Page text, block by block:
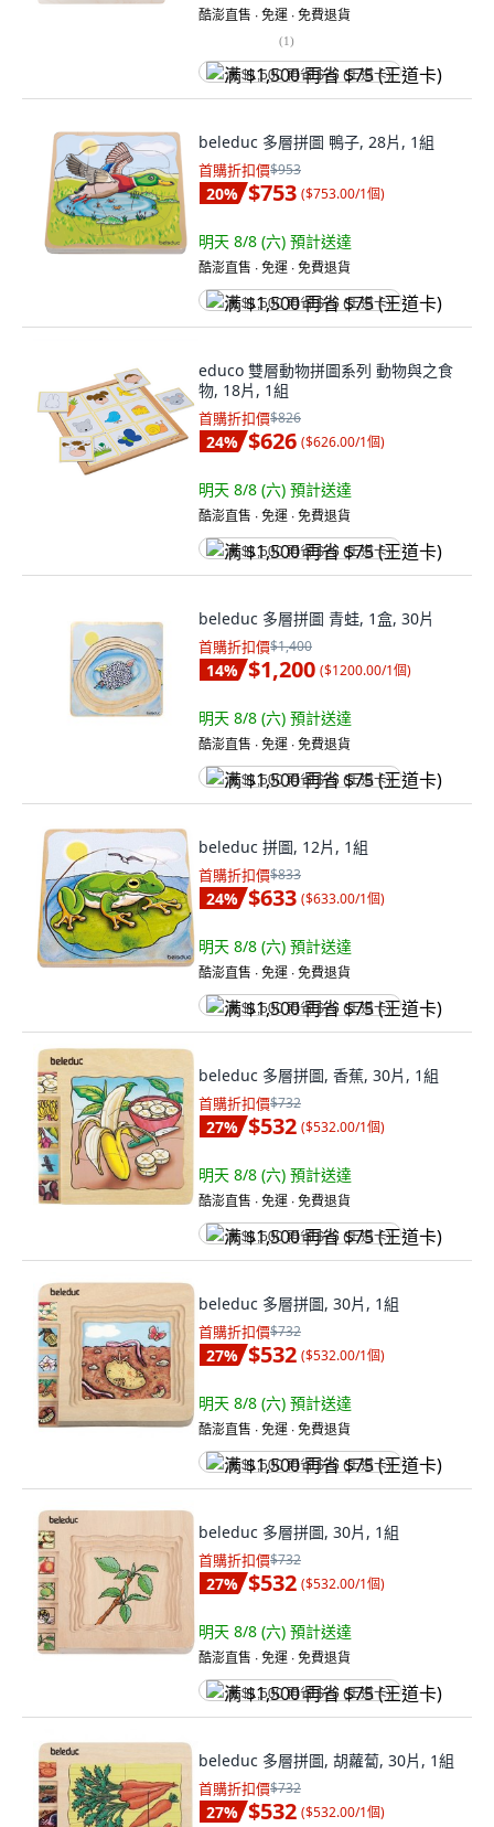
酷澎直售 ∙ 免運 ∙ 免費退貨
(1)
满 $1,500 再省 $75 (王道卡)
beleduc 多層拼圖 鴨子, 28片, 1組
首購折扣價$953
20% $753 ($753.00/1個)
明天 8/8 (六) 預計送達
酷澎直售 ∙ 免運 ∙ 免費退貨
满 $1,500 再省 $75 (王道卡)
educo 雙層動物拼圖系列 動物與之食
物, 18片, 1組
首購折扣價$826
24% $626 ($626.00/1個)
明天 8/8 (六) 預計送達
酷澎直售 ∙ 免運 ∙ 免費退貨
满 $1,500 再省 $75 (王道卡)
beleduc 多層拼圖 青蛙, 1盒, 30片
首購折扣價$1,400
14% $1,200 ($1200.00/1個)
明天 8/8 (六) 預計送達
酷澎直售 ∙ 免運 ∙ 免費退貨
满 $1,500 再省 $75 (王道卡)
beleduc 拼圖, 12片, 1組
首購折扣價$833
24% $633 ($633.00/1個)
明天 8/8 (六) 預計送達
酷澎直售 ∙ 免運 ∙ 免費退貨
满 $1,500 再省 $75 (王道卡)
beleduc 多層拼圖, 香蕉, 30片, 1組
首購折扣價$732
27% $532 ($532.00/1個)
明天 8/8 (六) 預計送達
酷澎直售 ∙ 免運 ∙ 免費退貨
满 $1,500 再省 $75 (王道卡)
beleduc 多層拼圖, 30片, 1組
首購折扣價$732
27% $532 ($532.00/1個)
明天 8/8 (六) 預計送達
酷澎直售 ∙ 免運 ∙ 免費退貨
满 $1,500 再省 $75 (王道卡)
beleduc 多層拼圖, 30片, 1組
首購折扣價$732
27% $532 ($532.00/1個)
明天 8/8 (六) 預計送達
酷澎直售 ∙ 免運 ∙ 免費退貨
满 $1,500 再省 $75 (王道卡)
beleduc 多層拼圖, 胡蘿蔔, 30片, 1組
首購折扣價$732
27% $532 ($532.00/1個)